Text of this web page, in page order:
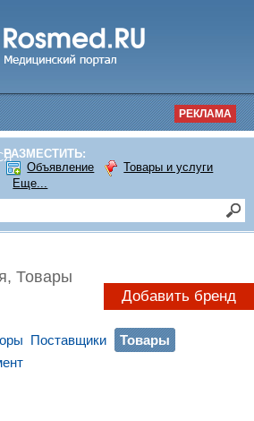
РЕКЛАМА
РАЗМЕСТИТЬ:
Объявление
Товары и услуги
Еще...
Товары
Добавить бренд
Поставщики
Товары